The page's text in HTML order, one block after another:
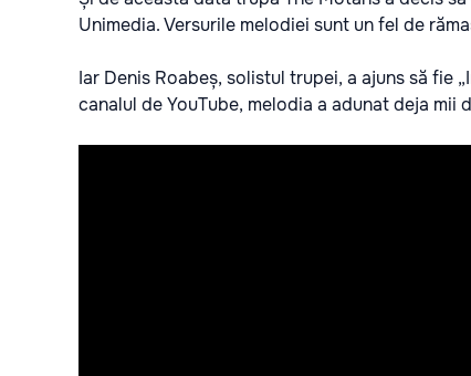
Unimedia.Versurile melodiei sunt un fel de
Iar Denis Roabeș, solistul trupei, a ajuns să fie
canalul de YouTube, melodia a adunat deja mii